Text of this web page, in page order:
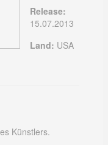
Release:
15.07.2013
Land: USA
Künstlers.